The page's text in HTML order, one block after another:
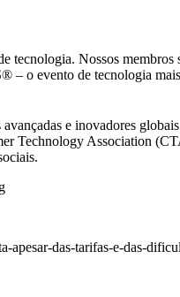
Nossos
– o evento de tecnologia
e inovadores
Technology Association
.
das-tarifas-e-das-